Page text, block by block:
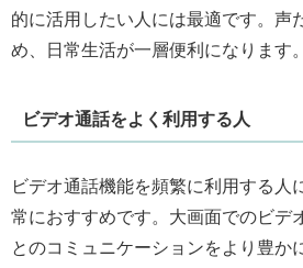
的に活用したい人には最適です。声
め、日常生活が一層便利になります。
ビデオ通話をよく利用する人
ビデオ通話機能を頻繁に利用する人
常におすすめです。大画面でのビデ
とのコミュニケーションをより豊か